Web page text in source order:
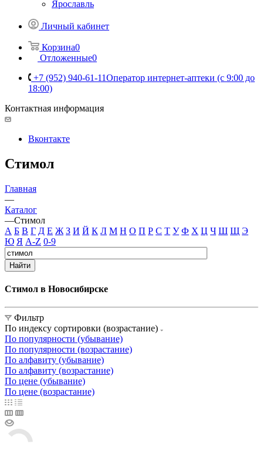
Ярославль
Личный кабинет
Корзина0
Отложенные0
+7 (952) 940-61-11Оператор интернет-аптеки (с 9:00 до
18:00)
Контактная информация
Вконтакте
Стимол
Главная
—
Каталог
—Стимол
А Б В Г Д Е Ж З И Й К Л М Н О П Р С Т У Ф Х Ц Ч Ш Щ Э
Ю Я A-Z 0-9
Найти
Стимол в Новосибирске
Фильтр
По индексу сортировки (возрастание)
По популярности (убывание)
По популярности (возрастание)
По алфавиту (убывание)
По алфавиту (возрастание)
По цене (убывание)
По цене (возрастание)